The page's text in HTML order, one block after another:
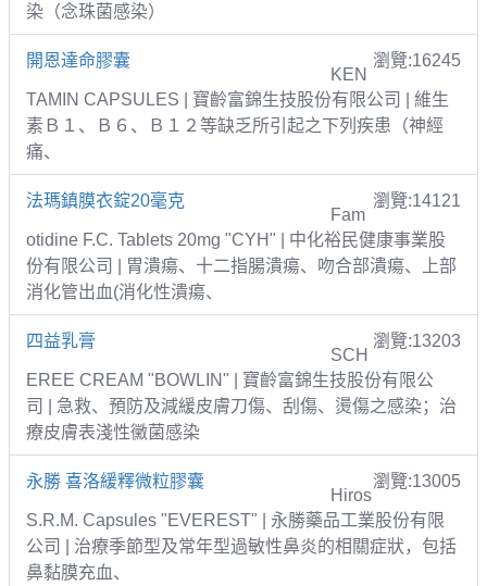
染（念珠菌感染）
開恩達命膠囊 瀏覽:16245
KEN
TAMIN CAPSULES | 寶齡富錦生技股份有限公司 | 維生
素Ｂ１、Ｂ６、Ｂ１２等缺乏所引起之下列疾患（神經
痛、
法瑪鎮膜衣錠20毫克 瀏覽:14121
Fam
otidine F.C. Tablets 20mg "CYH" | 中化裕民健康事業股
份有限公司 | 胃潰瘍、十二指腸潰瘍、吻合部潰瘍、上部
消化管出血(消化性潰瘍、
四益乳膏 瀏覽:13203
SCH
EREE CREAM "BOWLIN" | 寶齡富錦生技股份有限公
司 | 急救、預防及減緩皮膚刀傷、刮傷、燙傷之感染；治
療皮膚表淺性黴菌感染
永勝 喜洛緩釋微粒膠囊 瀏覽:13005
Hiros
S.R.M. Capsules "EVEREST" | 永勝藥品工業股份有限
公司 | 治療季節型及常年型過敏性鼻炎的相關症狀，包括
鼻黏膜充血、